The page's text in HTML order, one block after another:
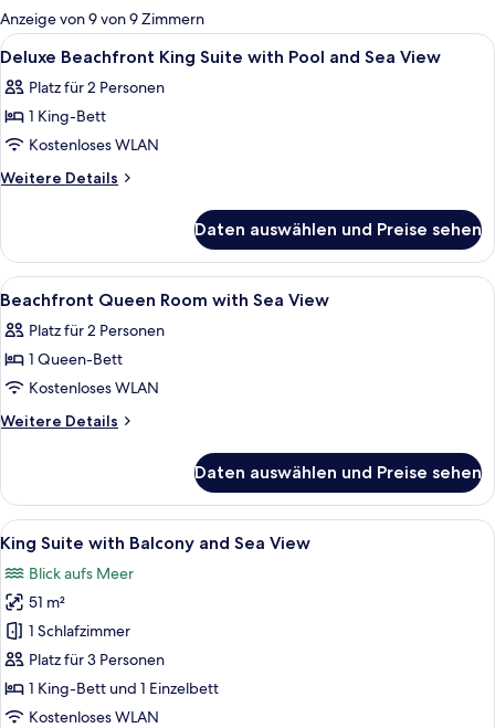
für
Zimmer
Anzeige von 9 von 9 Zimmern
Alle
Fotos
für
Deluxe
Beachfront
King
Pool
and
Sea
View
anzeigen
Ein Schlafzimmer mit Bett,
6
Deluxe Beachfront King Suite with Pool and Sea View
Platz für 2 Personen
1 King-Bett
Kostenloses WLAN
Weitere Details
Weitere
Beachfront
King
Suite
Pool
and
View
Daten auswählen und Preise sehen
Alle
Fotos
für
Beachfront
Queen
Room
View
anzeigen
Ein Schlafzimmer mit Bett,
8
Beachfront Queen Room with Sea View
Platz für 2 Personen
1 Queen-Bett
Kostenloses WLAN
Weitere Details
Weitere
Queen
Room
with
View
Daten auswählen und Preise sehen
Alle
Fotos
für
King
Suite
with
Balcony
and
Ein Schlafzimmer mit einem Bett,
7
King Suite with Balcony and Sea View
Blick aufs Meer
51 m²
1 Schlafzimmer
Platz für 3 Personen
1 King-Bett und 1 Einzelbett
Kostenloses WLAN